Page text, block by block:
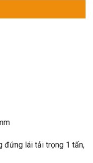
đứng lái tải trọng 1 tấn,